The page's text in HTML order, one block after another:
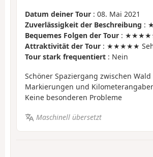
Datum deiner Tour : 08. Mai 2021
Zuverlässigkeit der Beschreibung :
Bequemes Folgen der Tour :
Attraktivität der Tour : ★★★★★
Tour stark frequentiert : Nein
Schöner Spaziergang zwischen Wald
Markierungen und
Keine besonderen Probleme
Maschinell übersetzt